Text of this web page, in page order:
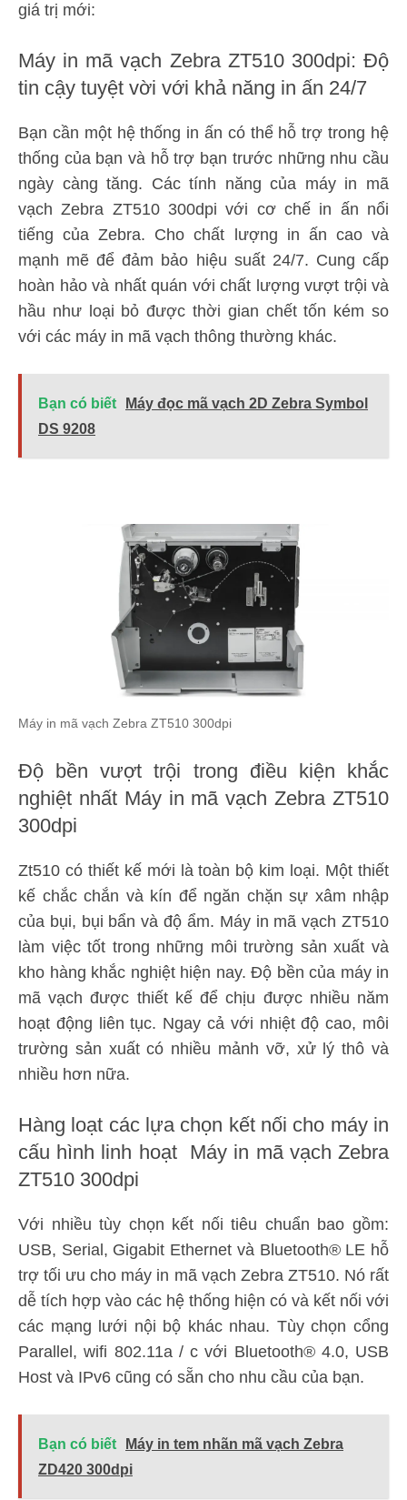
giá trị mới:
Máy in mã vạch Zebra ZT510 300dpi: Độ
tin cậy tuyệt vời với khả năng in ấn 24/7
Bạn cần một hệ thống in ấn có thể hỗ trợ trong hệ
thống của bạn và hỗ trợ bạn trước những nhu cầu
ngày càng tăng. Các tính năng của máy in mã
vạch Zebra ZT510 300dpi với cơ chế in ấn nổi
tiếng của Zebra. Cho chất lượng in ấn cao và
mạnh mẽ để đảm bảo hiệu suất 24/7. Cung cấp
hoàn hảo và nhất quán với chất lượng vượt trội và
hầu như loại bỏ được thời gian chết tốn kém so
với các máy in mã vạch thông thường khác.
Bạn có biết
Máy đọc mã vạch 2D Zebra Symbol
DS 9208
Máy in mã vạch Zebra ZT510 300dpi
Độ bền vượt trội trong điều kiện khắc
nghiệt nhất Máy in mã vạch Zebra ZT510
300dpi
Zt510 có thiết kế mới là toàn bộ kim loại. Một thiết
kế chắc chắn và kín để ngăn chặn sự xâm nhập
của bụi, bụi bẩn và độ ẩm. Máy in mã vạch ZT510
làm việc tốt trong những môi trường sản xuất và
kho hàng khắc nghiệt hiện nay. Độ bền của máy in
mã vạch được thiết kế để chịu được nhiều năm
hoạt động liên tục. Ngay cả với nhiệt độ cao, môi
trường sản xuất có nhiều mảnh vỡ, xử lý thô và
nhiều hơn nữa.
Hàng loạt các lựa chọn kết nối cho máy in
cấu hình linh hoạt Máy in mã vạch Zebra
ZT510 300dpi
Với nhiều tùy chọn kết nối tiêu chuẩn bao gồm:
USB, Serial, Gigabit Ethernet và Bluetooth® LE hỗ
trợ tối ưu cho máy in mã vạch Zebra ZT510. Nó rất
dễ tích hợp vào các hệ thống hiện có và kết nối với
các mạng lưới nội bộ khác nhau. Tùy chọn cổng
Parallel, wifi 802.11a / c với Bluetooth® 4.0, USB
Host và IPv6 cũng có sẵn cho nhu cầu của bạn.
Bạn có biết
Máy in tem nhãn mã vạch Zebra
ZD420 300dpi